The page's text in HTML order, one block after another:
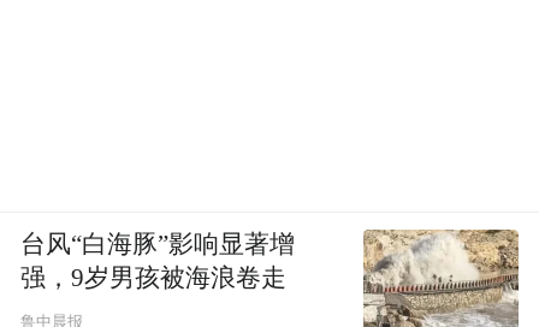
台风“白海豚”影响显著增
强，9岁男孩被海浪卷走
鲁中晨报